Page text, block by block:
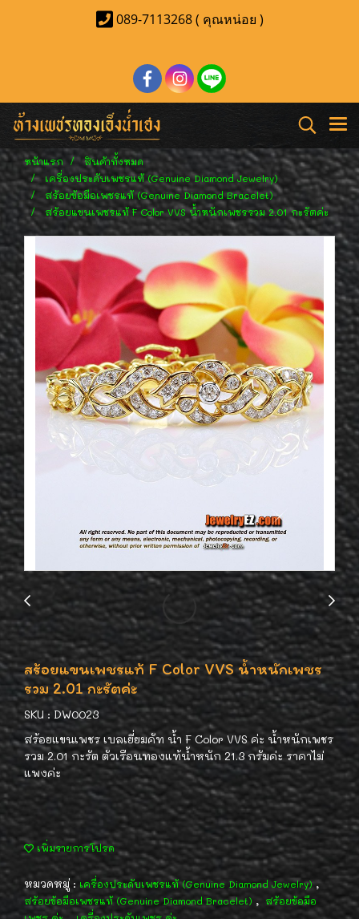
089-7113268 ( คุณหน่อย )
หน้าแรก
สินค้าทั้งหมด
เครื่องประดับเพชรแท้ (Genuine Diamond Jewelry)
สร้อยข้อมือเพชรแท้ (Genuine Diamond Bracelet)
สร้อยแขนเพชรแท้ F Color VVS น้ำหนักเพชรรวม 2.01 กะรัตค่ะ
สร้อยแขนเพชรแท้ F Color VVS น้ำหนักเพชร
รวม 2.01 กะรัตค่ะ
SKU : DW0023
สร้อยแขนเพชร เบลเยี่ยมคัท น้ำ F Color VVS ค่ะ น้ำหนักเพชร
รวม 2.01 กะรัต ตัวเรือนทองแท้น้ำหนัก 21.3 กรัมค่ะ ราคาไม่
แพงค่ะ
เพิ่มรายการโปรด
หมวดหมู่ :เครื่องประดับเพชรแท้ (Genuine Diamond Jewelry) ,
สร้อยข้อมือเพชรแท้ (Genuine Diamond Bracelet) , สร้อยข้อมือ